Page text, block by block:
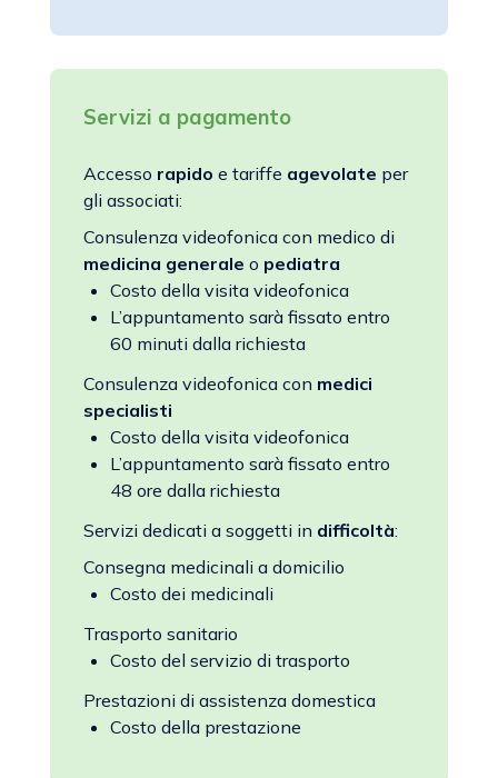
Servizi a pagamento
Accesso rapido e tariffe agevolate per
gli associati:
Consulenza videofonica con medico di
medicina generale o pediatra
Costo della visita videofonica
L’appuntamento sarà fissato entro
60 minuti dalla richiesta
Consulenza videofonica con medici
specialisti
Costo della visita videofonica
L’appuntamento sarà fissato entro
48 ore dalla richiesta
Servizi dedicati a soggetti in difficoltà:
Consegna medicinali a domicilio
Costo dei medicinali
Trasporto sanitario
Costo del servizio di trasporto
Prestazioni di assistenza domestica
Costo della prestazione